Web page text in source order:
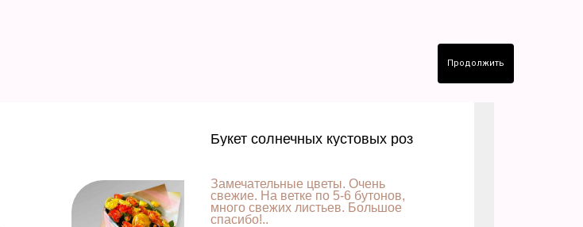
Продолжить
Букет солнечных кустовых роз
Замечательные цветы. Очень
свежие. На ветке по 5-6 бутонов,
много свежих листьев. Большое
спасибо!..